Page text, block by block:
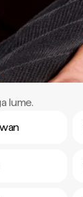
lume.